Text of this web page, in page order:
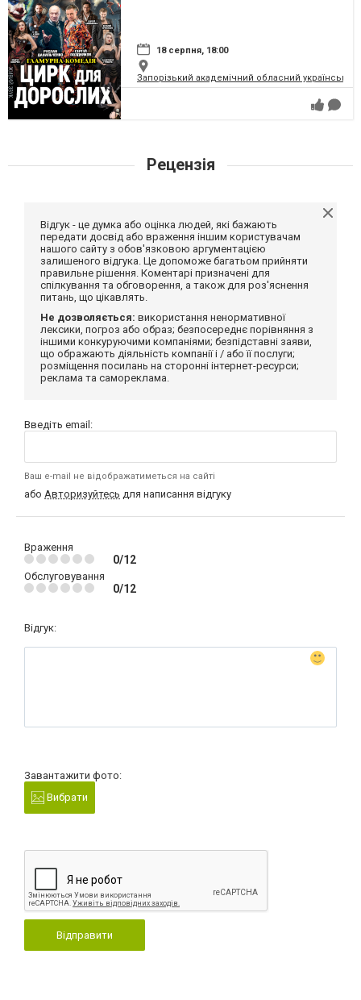
18 серпня, 18:00
Запорізький академічний обласний
Рецензія
Відгук - це думка або оцінка людей, які бажають
передати досвід або враження іншим користувачам
нашого сайту з обов'язковою аргументацією
залишеного відгука. Це допоможе багатьом прийняти
правильне рішення. Коментарі призначені для
спілкування та обговорення, а також для роз'яснення
питань, що цікавлять.
Не дозволяється: використання ненормативної
лексики, погроз або образ; безпосереднє порівняння з
іншими конкуруючими компаніями; безпідставні заяви,
що ображають діяльність компанії і / або її послуги;
розміщення посилань на сторонні інтернет-ресурси;
реклама та самореклама.
Введіть email:
Ваш e-mail не відображатиметься на сайті
або Авторизуйтесь для написання відгуку
Враження
0/12
Обслуговування
0/12
Відгук:
Завантажити фото:
Вибрати
Відправити